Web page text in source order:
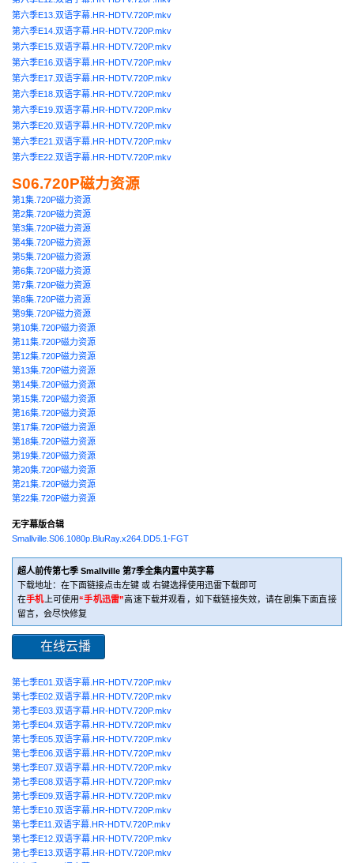
第六季E13.双语字幕.HR-HDTV.720P.mkv
第六季E14.双语字幕.HR-HDTV.720P.mkv
第六季E15.双语字幕.HR-HDTV.720P.mkv
第六季E16.双语字幕.HR-HDTV.720P.mkv
第六季E17.双语字幕.HR-HDTV.720P.mkv
第六季E18.双语字幕.HR-HDTV.720P.mkv
第六季E19.双语字幕.HR-HDTV.720P.mkv
第六季E20.双语字幕.HR-HDTV.720P.mkv
第六季E21.双语字幕.HR-HDTV.720P.mkv
第六季E22.双语字幕.HR-HDTV.720P.mkv
S06.720P磁力资源
第1集.720P磁力资源
第2集.720P磁力资源
第3集.720P磁力资源
第4集.720P磁力资源
第5集.720P磁力资源
第6集.720P磁力资源
第7集.720P磁力资源
第8集.720P磁力资源
第9集.720P磁力资源
第10集.720P磁力资源
第11集.720P磁力资源
第12集.720P磁力资源
第13集.720P磁力资源
第14集.720P磁力资源
第15集.720P磁力资源
第16集.720P磁力资源
第17集.720P磁力资源
第18集.720P磁力资源
第19集.720P磁力资源
第20集.720P磁力资源
第21集.720P磁力资源
第22集.720P磁力资源
无字幕版合辑
Smallville.S06.1080p.BluRay.x264.DD5.1-FGT
超人前传第七季 Smallville 第7季全集内置中英字幕
下载地址：在下面链接点击左键 或 右键选择使用迅雷下载即可
在手机上可使用“手机迅雷”高速下载并观看，如下载链接失效，请在剧集下面直接
留言，会尽快修复
在线云播
第七季E01.双语字幕.HR-HDTV.720P.mkv
第七季E02.双语字幕.HR-HDTV.720P.mkv
第七季E03.双语字幕.HR-HDTV.720P.mkv
第七季E04.双语字幕.HR-HDTV.720P.mkv
第七季E05.双语字幕.HR-HDTV.720P.mkv
第七季E06.双语字幕.HR-HDTV.720P.mkv
第七季E07.双语字幕.HR-HDTV.720P.mkv
第七季E08.双语字幕.HR-HDTV.720P.mkv
第七季E09.双语字幕.HR-HDTV.720P.mkv
第七季E10.双语字幕.HR-HDTV.720P.mkv
第七季E11.双语字幕.HR-HDTV.720P.mkv
第七季E12.双语字幕.HR-HDTV.720P.mkv
第七季E13.双语字幕.HR-HDTV.720P.mkv